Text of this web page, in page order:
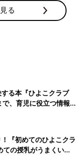
る
る本『ひよこクラブ
、育児に役立つ情報が
『初めてのひよこクラ
ての授乳がうまくい
夏のトラブル 解決テ